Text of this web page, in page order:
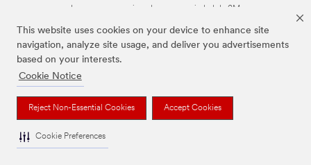
This website uses cookies on your device to enhance site
navigation, analyze site usage, and deliver you advertisements
based on your interests.
Cookie Notice
Reject Non-Essential Cookies Accept Cookies
Cookie Preferences
Las marcas mencionadas son propiedad de 3M